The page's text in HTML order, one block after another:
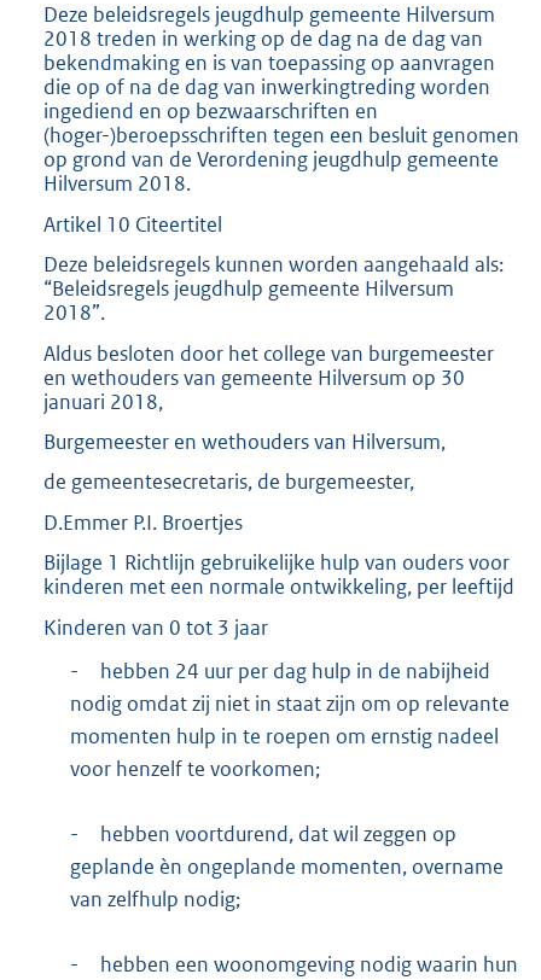
Deze beleidsregels jeugdhulp gemeente Hilversum
2018 treden in werking op de dag na de dag van
bekendmaking en is van toepassing op aanvragen
die op of na de dag van inwerkingtreding worden
ingediend en op bezwaarschriften en
(hoger-)beroepsschriften tegen een besluit genomen
op grond van de Verordening jeugdhulp gemeente
Hilversum 2018.
Artikel 10 Citeertitel
Deze beleidsregels kunnen worden aangehaald als:
“Beleidsregels jeugdhulp gemeente Hilversum
2018”.
Aldus besloten door het college van burgemeester
en wethouders van gemeente Hilversum op 30
januari 2018,
Burgemeester en wethouders van Hilversum,
de gemeentesecretaris, de burgemeester,
D.Emmer P.I. Broertjes
Bijlage 1 Richtlijn gebruikelijke hulp van ouders voor
kinderen met een normale ontwikkeling, per leeftijd
Kinderen van 0 tot 3 jaar
-
hebben 24 uur per dag hulp in de nabijheid
nodig omdat zij niet in staat zijn om op relevante
momenten hulp in te roepen om ernstig nadeel
voor henzelf te voorkomen;
-
hebben voortdurend, dat wil zeggen op
geplande èn ongeplande momenten, overname
van zelfhulp nodig;
-
hebben een woonomgeving nodig waarin hun